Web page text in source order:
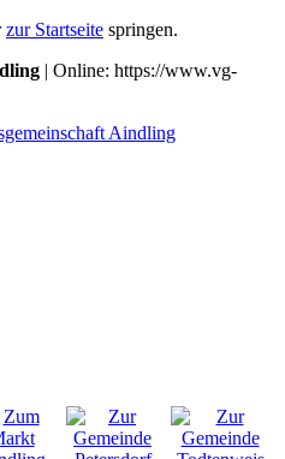
zur Startseite springen.
| Online: https://www.vg-